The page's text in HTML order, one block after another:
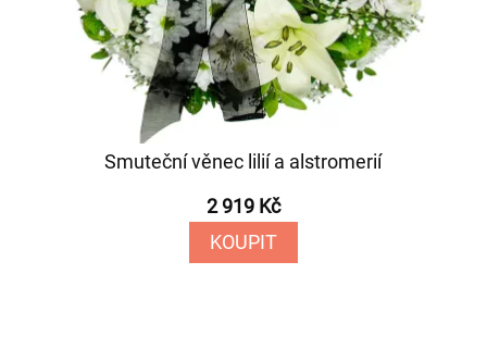
Smuteční věnec lilií a alstromerií
2 919 Kč
KOUPIT